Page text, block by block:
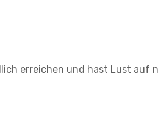
erreichen und hast Lust auf